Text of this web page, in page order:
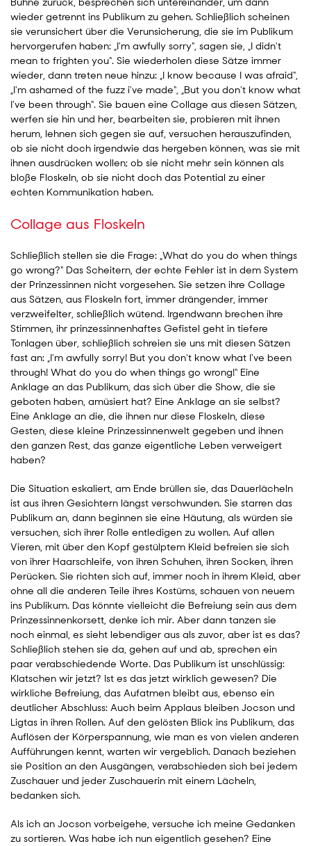
wieder getrennt ins Publikum zu gehen. Schließlich scheinen
sie verunsichert über die Verunsicherung, die sie im Publikum
hervorgerufen haben: „I'm awfully sorry“, sagen sie, „I didn't
mean to frighten you“. Sie wiederholen diese Sätze immer
wieder, dann treten neue hinzu: „I know because I was afraid“,
„I'm ashamed of the fuzz i've made“, „But you don't know what
I've been through“. Sie bauen eine Collage aus diesen Sätzen,
werfen sie hin und her, bearbeiten sie, probieren mit ihnen
herum, lehnen sich gegen sie auf, versuchen herauszufinden,
ob sie nicht doch irgendwie das hergeben können, was sie mit
ihnen ausdrücken wollen; ob sie nicht mehr sein können als
bloße Floskeln, ob sie nicht doch das Potential zu einer
echten Kommunikation haben.
Collage aus Floskeln
Schließlich stellen sie die Frage: „What do you do when things
go wrong?“ Das Scheitern, der echte Fehler ist in dem System
der Prinzessinnen nicht vorgesehen. Sie setzen ihre Collage
aus Sätzen, aus Floskeln fort, immer drängender, immer
verzweifelter, schließlich wütend. Irgendwann brechen ihre
Stimmen, ihr prinzessinnenhaftes Gefistel geht in tiefere
Tonlagen über, schließlich schreien sie uns mit diesen Sätzen
fast an: „I'm awfully sorry! But you don't know what I've been
through! What do you do when things go wrong!“ Eine
Anklage an das Publikum, das sich über die Show, die sie
geboten haben, amüsiert hat? Eine Anklage an sie selbst?
Eine Anklage an die, die ihnen nur diese Floskeln, diese
Gesten, diese kleine Prinzessinnenwelt gegeben und ihnen
den ganzen Rest, das ganze eigentliche Leben verweigert
haben?
Die Situation eskaliert, am Ende brüllen sie, das Dauerlächeln
ist aus ihren Gesichtern längst verschwunden. Sie starren das
Publikum an, dann beginnen sie eine Häutung, als würden sie
versuchen, sich ihrer Rolle entledigen zu wollen. Auf allen
Vieren, mit über den Kopf gestülptem Kleid befreien sie sich
von ihrer Haarschleife, von ihren Schuhen, ihren Socken, ihren
Perücken. Sie richten sich auf, immer noch in ihrem Kleid, aber
ohne all die anderen Teile ihres Kostüms, schauen von neuem
ins Publikum. Das könnte vielleicht die Befreiung sein aus dem
Prinzessinnenkorsett, denke ich mir. Aber dann tanzen sie
noch einmal, es sieht lebendiger aus als zuvor, aber ist es das?
Schließlich stehen sie da, gehen auf und ab, sprechen ein
paar verabschiedende Worte. Das Publikum ist unschlüssig:
Klatschen wir jetzt? Ist es das jetzt wirklich gewesen? Die
wirkliche Befreiung, das Aufatmen bleibt aus, ebenso ein
deutlicher Abschluss: Auch beim Applaus bleiben Jocson und
Ligtas in ihren Rollen. Auf den gelösten Blick ins Publikum, das
Auflösen der Körperspannung, wie man es von vielen anderen
Aufführungen kennt, warten wir vergeblich. Danach beziehen
sie Position an den Ausgängen, verabschieden sich bei jedem
Zuschauer und jeder Zuschauerin mit einem Lächeln,
bedanken sich.
Als ich an Jocson vorbeigehe, versuche ich meine Gedanken
zu sortieren. Was habe ich nun eigentlich gesehen? Eine